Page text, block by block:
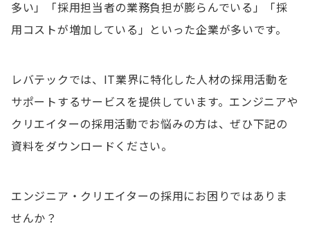
多い」「採用担当者の業務負担が膨らんでいる」「採
用コストが増加している」といった企業が多いです。
レバテックでは、IT業界に特化した人材の採用活動を
サポートするサービスを提供しています。エンジニアや
クリエイターの採用活動でお悩みの方は、ぜひ下記の
資料をダウンロードください。
エンジニア・クリエイターの採用にお困りではありま
せんか？